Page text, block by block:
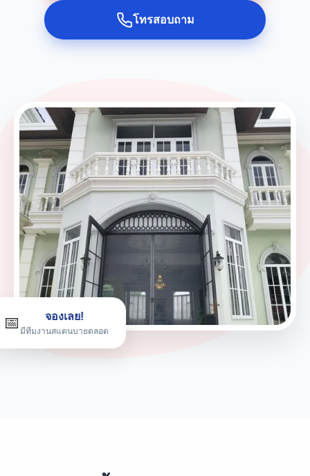
โทรสอบถาม
📅 จองเลย!
มีทีมงานสแตนบายตลอด